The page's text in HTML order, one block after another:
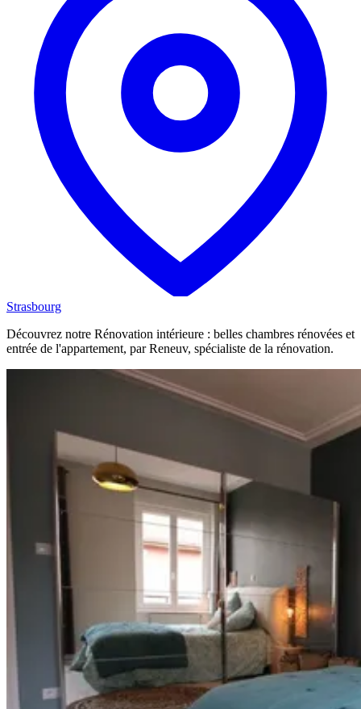
Strasbourg
Découvrez notre Rénovation intérieure : belles chambres rénovées et
entrée de l'appartement, par Reneuv, spécialiste de la rénovation.